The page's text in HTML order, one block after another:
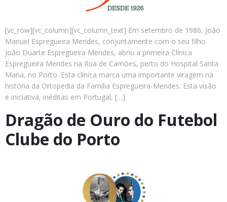
[vc_row][vc_column][vc_column_text] Em setembro de 1986, João
Manuel Espregueira Mendes, conjuntamente com o seu filho
João Duarte Espregueira Mendes, abriu a primeira Clínica
Espregueira Mendes na Rua de Camões, perto do Hospital Santa
Maria, no Porto. Esta clínica marca uma importante viragem na
história da Ortopedia da Família Espregueira-Mendes. Esta visão
e iniciativa, inéditas em Portugal, […]
Dragão de Ouro do Futebol
Clube do Porto